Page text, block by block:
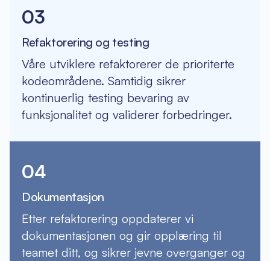
03
Refaktorering og testing
Våre utviklere refaktorerer de prioriterte
kodeområdene. Samtidig sikrer
kontinuerlig testing bevaring av
funksjonalitet og validerer forbedringer.
04
Dokumentasjon
Etter refaktorering oppdaterer vi
dokumentasjonen og gir opplæring til
teamet ditt, og sikrer jevne overganger og